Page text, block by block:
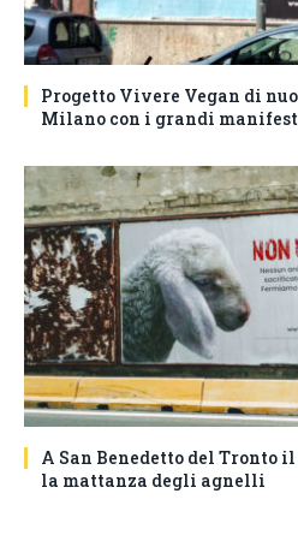
Progetto Vivere Vegan di
Milano con i grandi
A San Benedetto del Tronto
la mattanza degli agnelli